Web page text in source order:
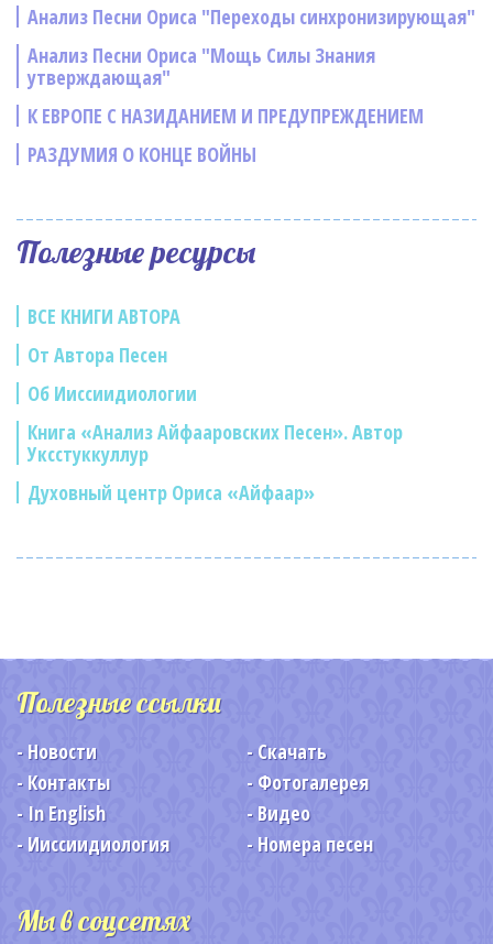
Анализ Песни Ориса "Переходы синхронизирующая"
Анализ Песни Ориса "Мощь Силы Знания
утверждающая"
К ЕВРОПЕ С НАЗИДАНИЕМ И ПРЕДУПРЕЖДЕНИЕМ
РАЗДУМИЯ О КОНЦЕ ВОЙНЫ
Полезные ресурсы
ВСЕ КНИГИ АВТОРА
От Автора Песен
Об Ииссиидиологии
Книга «Анализ Айфааровских Песен». Автор
Уксстуккуллур
Духовный центр Ориса «Айфаар»
Полезные ссылки
Новости
Скачать
Контакты
Фотогалерея
In English
Видео
Ииссиидиология
Номера песен
Мы в соцсетях